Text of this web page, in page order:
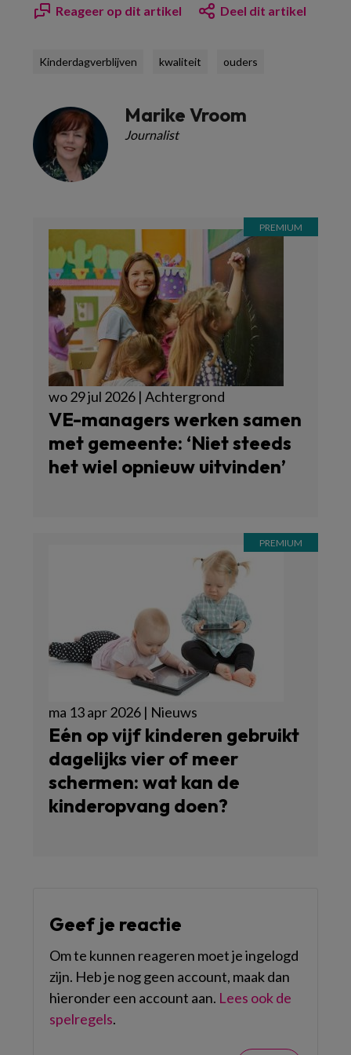
Reageer op dit artikel Deel dit artikel
Kinderdagverblijven kwaliteit ouders
Marike Vroom
Journalist
wo 29 jul 2026 | Achtergrond
VE-managers werken samen
met gemeente: ‘Niet steeds
het wiel opnieuw uitvinden’
ma 13 apr 2026 | Nieuws
Eén op vijf kinderen gebruikt
dagelijks vier of meer
schermen: wat kan de
kinderopvang doen?
Geef je reactie
Om te kunnen reageren moet je ingelogd
zijn. Heb je nog geen account, maak dan
hieronder een account aan. Lees ook de
spelregels.